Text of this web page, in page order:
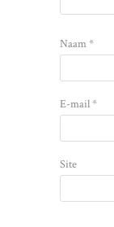
Naam*
E-mail*
Site